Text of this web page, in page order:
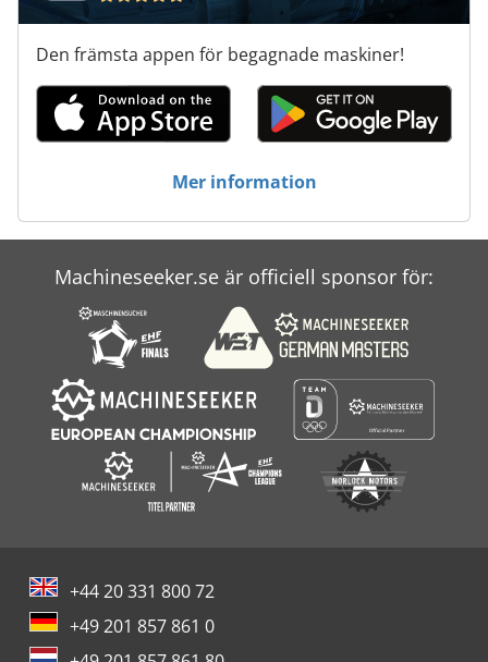
Ls 703
Meh 5 2 1 8 B
Monforts Rnc 7
Sbs 8 70
Standarder Binder
Trä Spik Binder
Tur 560
Den främsta appen för begagnade maskiner!
Mer information
Machineseeker.se är officiell sponsor för:
+44 20 331 800 72
+49 201 857 861 0